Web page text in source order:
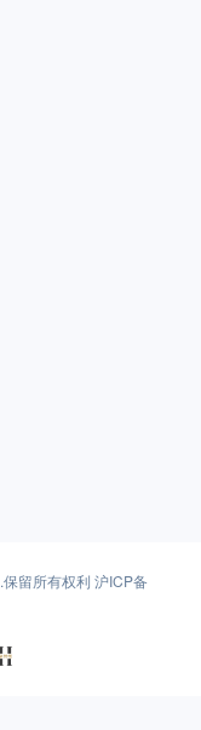
.保留所有权利沪ICP备